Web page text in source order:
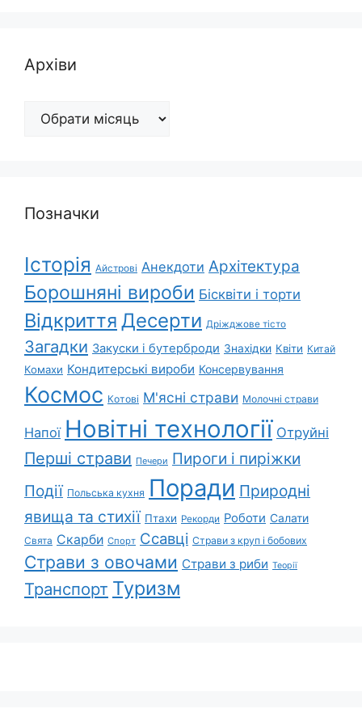
Архіви
Архіви
Позначки
Історія Айстрові Анекдоти Архітектура
Борошняні вироби Бісквіти і торти
Відкриття Десерти Дріжджове тісто
Загадки Закуски і бутерброди Знахідки Квіти Китай
Комахи Кондитерські вироби Консервування
Космос Котові М'ясні страви Молочні страви
Напої Новітні технології Отруйні
Перші страви Печери Пироги і пиріжки
Події Польська кухня Поради Природні
явища та стихії Птахи Рекорди Роботи Салати
Свята Скарби Спорт Ссавці Страви з круп і бобових
Страви з овочами Страви з риби Теорії
Транспорт Туризм